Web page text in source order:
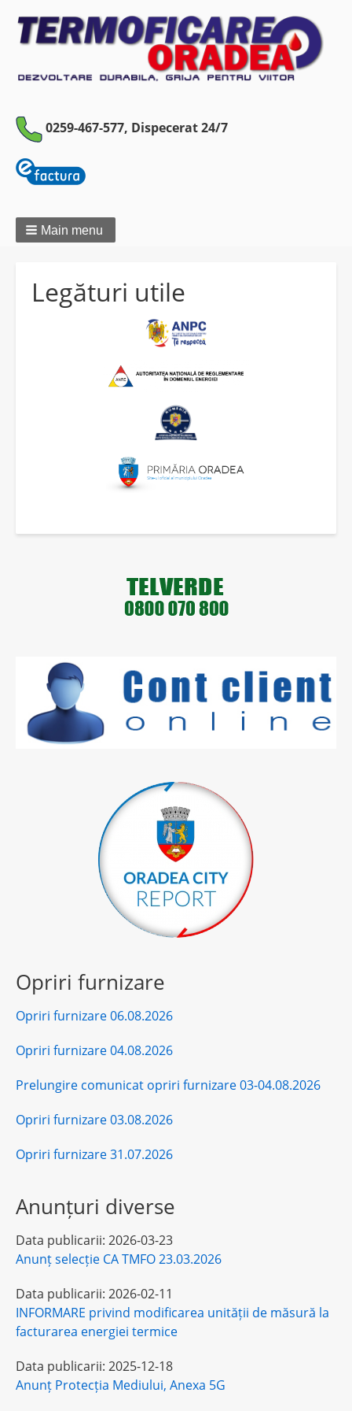
0259-467-577, Dispecerat 24/7
Main menu
Legături utile
Opriri furnizare
Opriri furnizare 06.08.2026
Opriri furnizare 04.08.2026
Prelungire comunicat opriri furnizare 03-04.08.2026
Opriri furnizare 03.08.2026
Opriri furnizare 31.07.2026
Anunțuri diverse
Data publicarii: 2026-03-23
Anunț selecție CA TMFO 23.03.2026
Data publicarii: 2026-02-11
INFORMARE privind modificarea unității de măsură la
facturarea energiei termice
Data publicarii: 2025-12-18
Anunț Protecția Mediului, Anexa 5G